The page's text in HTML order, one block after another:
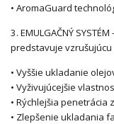
• AromaGuard
3. EMULGAČNÝ
predstavuje vzrušujúcu
• Vyššie ukladanie
• Vyživujúcejšie
• Rýchlejšia penetrácia
• Zlepšenie ukladania